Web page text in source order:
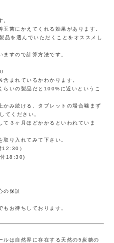
。
菌にかえてくれる効果があります。
を選んでいただくことをオススメし
すので計算方法です。
まれているかわかります。
らいの製品だと100%に近いというこ
かみ続ける、タブレットの場合噛まず
てください。
て３ヶ月ほどかかるといわれていま
り入れてみて下さい。
12:30 ）
18:30)
の保証
お待ちしております。
は自然界に存在する天然の5炭糖の